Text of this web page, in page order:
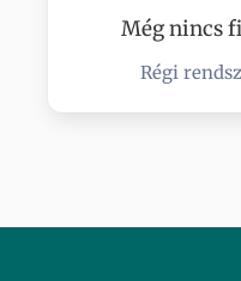
Még nincs
Régi